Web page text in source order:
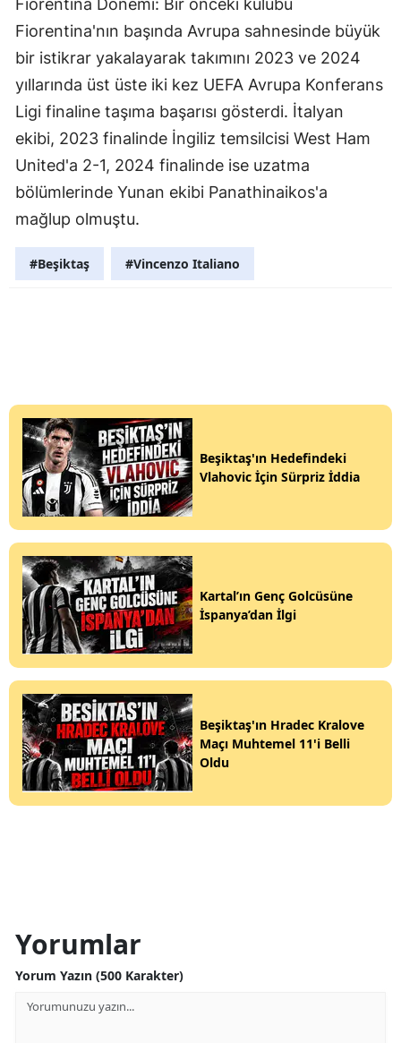
Fiorentina Dönemi: Bir önceki kulübü
Fiorentina'nın başında Avrupa sahnesinde büyük
bir istikrar yakalayarak takımını 2023 ve 2024
yıllarında üst üste iki kez UEFA Avrupa Konferans
Ligi finaline taşıma başarısı gösterdi. İtalyan
ekibi, 2023 finalinde İngiliz temsilcisi West Ham
United'a 2-1, 2024 finalinde ise uzatma
bölümlerinde Yunan ekibi Panathinaikos'a
mağlup olmuştu.
#Beşiktaş #Vincenzo Italiano
Beşiktaş'ın Hedefindeki
Vlahovic İçin Sürpriz İddia
Kartal’ın Genç Golcüsüne
İspanya’dan İlgi
Beşiktaş'ın Hradec Kralove
Maçı Muhtemel 11'i Belli
Oldu
Yorumlar
Yorum Yazın (500 Karakter)